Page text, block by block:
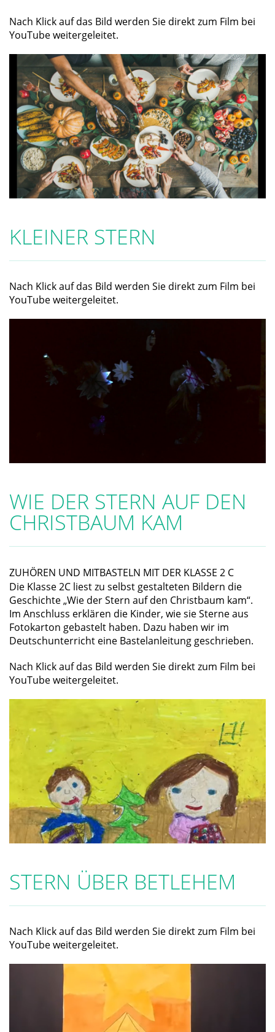
Nach Klick auf das Bild werden Sie direkt zum Film bei
YouTube weitergeleitet.
KLEINER STERN
Nach Klick auf das Bild werden Sie direkt zum Film bei
YouTube weitergeleitet.
WIE DER STERN AUF DEN
CHRISTBAUM KAM
ZUHÖREN UND MITBASTELN MIT DER KLASSE 2 C
Die Klasse 2C liest zu selbst gestalteten Bildern die
Geschichte „Wie der Stern auf den Christbaum kam“.
Im Anschluss erklären die Kinder, wie sie Sterne aus
Fotokarton gebastelt haben. Dazu haben wir im
Deutschunterricht eine Bastelanleitung geschrieben.
Nach Klick auf das Bild werden Sie direkt zum Film bei
YouTube weitergeleitet.
STERN ÜBER BETLEHEM
Nach Klick auf das Bild werden Sie direkt zum Film bei
YouTube weitergeleitet.